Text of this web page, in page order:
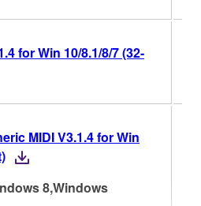
for Win 10/8.1/8/7 (32-
MIDI V3.1.4 for Win
8,Windows